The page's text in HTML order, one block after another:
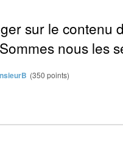
sur le contenu
nous les
(350 points)